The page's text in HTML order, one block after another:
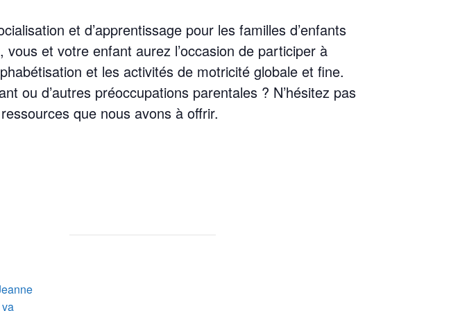
et d’apprentissage pour les familles d’enfants
et votre enfant aurez l’occasion de participer à
et les activités de motricité globale et fine.
ou d’autres préoccupations parentales ? N’hésitez pas
que nous avons à offrir.